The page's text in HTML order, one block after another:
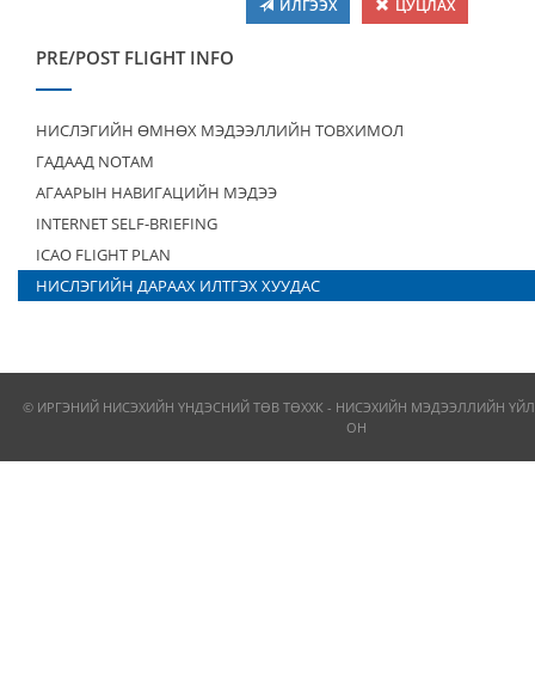
ИЛГЭЭХ ЦУЦЛАХ
PRE/POST FLIGHT INFO
НИСЛЭГИЙН ӨМНӨХ МЭДЭЭЛЛИЙН ТОВХИМОЛ
ГАДААД NOTAM
АГААРЫН НАВИГАЦИЙН МЭДЭЭ
INTERNET SELF-BRIEFING
ICAO FLIGHT PLAN
НИСЛЭГИЙН ДАРААХ ИЛТГЭХ ХУУДАС
© ИРГЭНИЙ НИСЭХИЙН ҮНДЭСНИЙ ТӨВ ТӨХХК - НИСЭХИЙН МЭДЭЭЛЛИЙН
ОН